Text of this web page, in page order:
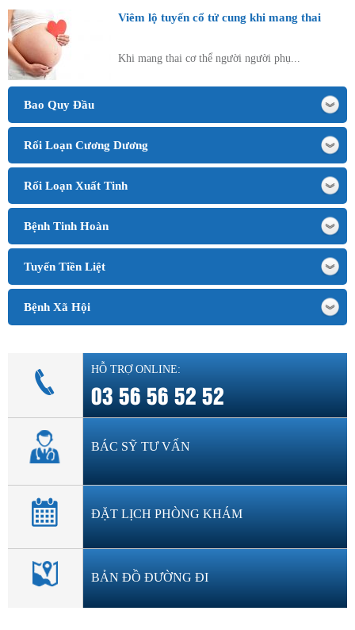
Viêm lộ tuyến cổ tử cung khi mang thai
Khi mang thai cơ thể người người phụ...
Bao Quy Đầu
Rối Loạn Cương Dương
Rối Loạn Xuất Tinh
Bệnh Tinh Hoàn
Tuyến Tiền Liệt
Bệnh Xã Hội
HỖ TRỢ ONLINE:
03 56 56 52 52
BÁC SỸ TƯ VẤN
ĐẶT LỊCH PHÒNG KHÁM
BẢN ĐỒ ĐƯỜNG ĐI